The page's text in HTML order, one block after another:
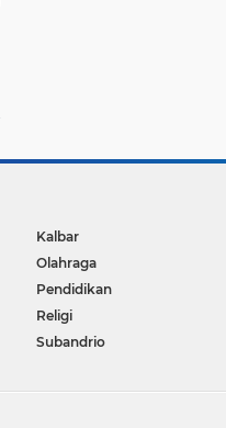
Kalbar
Olahraga
Pendidikan
Religi
Subandrio